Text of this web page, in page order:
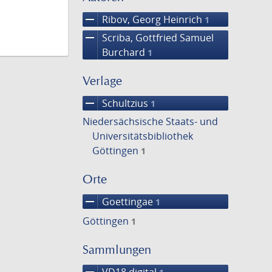
remove Ribov, Georg Heinrich 1
remove
Scriba, Gottfried Samuel
Burchard 1
Verlage
remove Schultzius 1
Niedersächsische Staats- und
Universitätsbibliothek
Göttingen 1
Orte
remove Goettingae 1
Göttingen 1
Sammlungen